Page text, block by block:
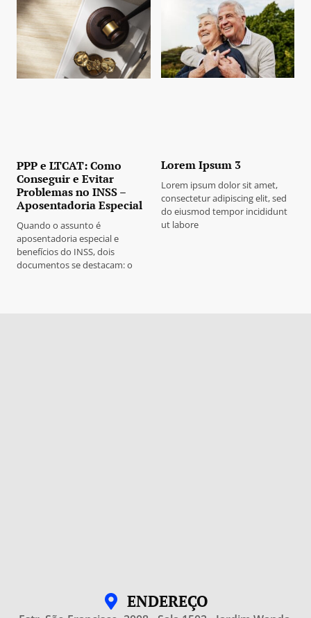
PPP e LTCAT: Como
Conseguir e Evitar
Problemas no INSS –
Aposentadoria Especial
Quando o assunto é
aposentadoria especial e
benefícios do INSS, dois
documentos se destacam: o
Lorem Ipsum 3
Lorem ipsum dolor sit amet,
consectetur adipiscing elit, sed
do eiusmod tempor incididunt
ut labore
ENDEREÇO